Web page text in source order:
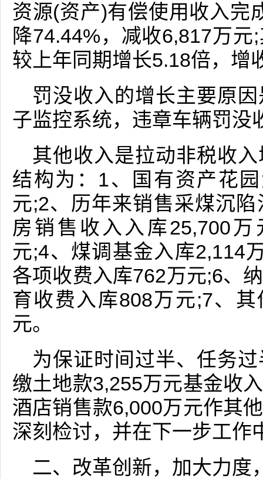
资源(资产)有偿使用收入完
降74.44%，减收6,817万
较上年同期增长5.18倍，增
罚没收入的增长主要原
子监控系统，违章车辆罚没
其他收入是拉动非税收
结构为：1、国有资产花
元;2、历年来销售采煤沉
房销售收入入库25,700
元;4、煤调基金入库2,114
各项收费入库762万元;6、
育收费入库808万元;7、
元。
为保证时间过半、任务
缴土地款3,255万元基金收
酒店销售款6,000万元作其
深刻检讨，并在下一步工作
二、改革创新，加大力度